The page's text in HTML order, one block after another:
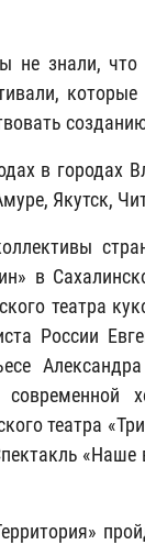
не знали,
в городах
Якутск,
в
театра
России
театра